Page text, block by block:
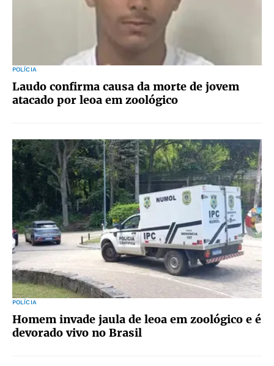
POLÍCIA
Laudo confirma causa da morte de jovem
atacado por leoa em zoológico
POLÍCIA
Homem invade jaula de leoa em zoológico e é
devorado vivo no Brasil